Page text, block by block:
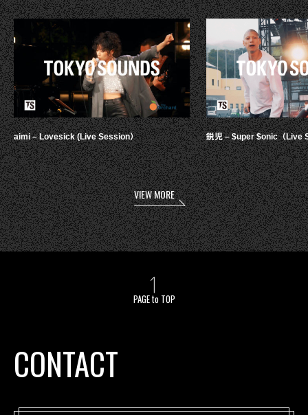
aimi – Lovesick (Live Session） 鋭児 – $uper $onic（Live
VIEW MORE
PAGE to TOP
CONTACT